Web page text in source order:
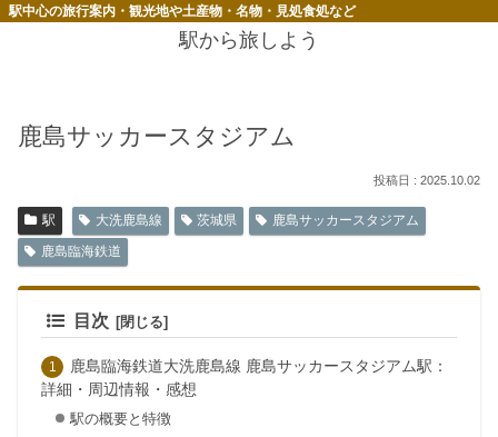
駅中心の旅行案内・観光地や土産物・名物・見処食処など
駅から旅しよう
鹿島サッカースタジアム
2025.10.02
駅 大洗鹿島線 茨城県
鹿島サッカースタジアム
鹿島臨海鉄道
目次
鹿島臨海鉄道大洗鹿島線 鹿島サッカースタジアム駅：
詳細・周辺情報・感想
駅の概要と特徴